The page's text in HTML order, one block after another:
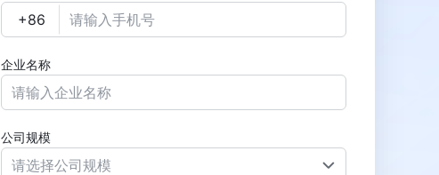
企业名称
公司规模
请选择公司规模